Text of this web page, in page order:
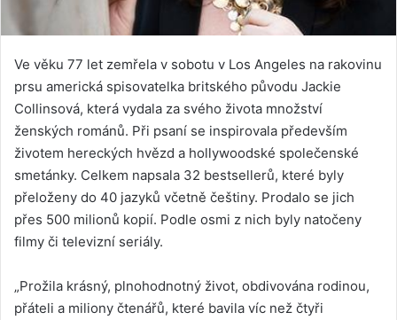
Ve věku 77 let zemřela v sobotu v Los Angeles na rakovinu
prsu americká spisovatelka britského původu Jackie
Collinsová, která vydala za svého života množství
ženských románů. Při psaní se inspirovala především
životem hereckých hvězd a hollywoodské společenské
smetánky. Celkem napsala 32 bestsellerů, které byly
přeloženy do 40 jazyků včetně češtiny. Prodalo se jich
přes 500 milionů kopií. Podle osmi z nich byly natočeny
filmy či televizní seriály.
„Prožila krásný, plnohodnotný život, obdivována rodinou,
přáteli a miliony čtenářů, které bavila víc než čtyři